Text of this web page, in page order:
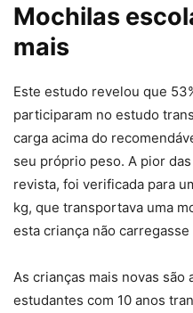
Mochilas
mais
Este estudo revelou que
participaram no estudo
carga acima do
seu próprio peso. A pior
revista, foi verificada para
kg, que transportava uma
esta criança não
As crianças mais novas são
estudantes com 10 anos